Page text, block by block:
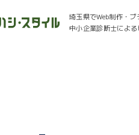
埼玉県でWeb制作・
中小企業診断士によ